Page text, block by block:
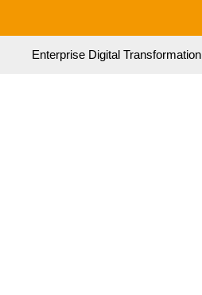
Enterprise Digital Transformation